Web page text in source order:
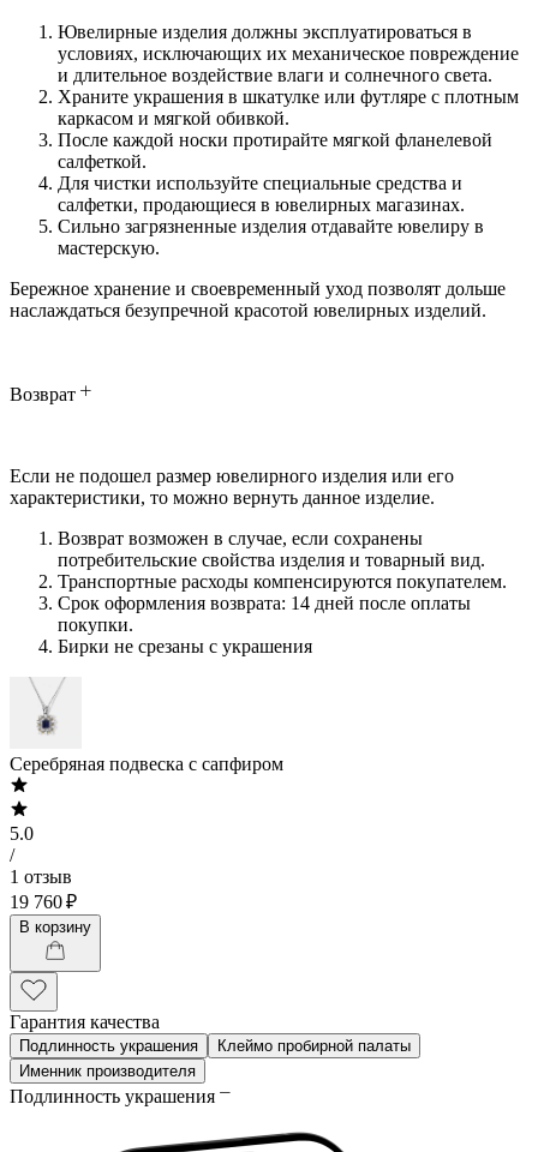
Ювелирные изделия должны эксплуатироваться в
условиях, исключающих их механическое повреждение
и длительное воздействие влаги и солнечного света.
Храните украшения в шкатулке или футляре с плотным
каркасом и мягкой обивкой.
После каждой носки протирайте мягкой фланелевой
салфеткой.
Для чистки используйте специальные средства и
салфетки, продающиеся в ювелирных магазинах.
Сильно загрязненные изделия отдавайте ювелиру в
мастерскую.
Бережное хранение и своевременный уход позволят дольше
наслаждаться безупречной красотой ювелирных изделий.
Возврат
Если не подошел размер ювелирного изделия или его
характеристики, то можно вернуть данное изделие.
Возврат возможен в случае, если сохранены
потребительские свойства изделия и товарный вид.
Транспортные расходы компенсируются покупателем.
Срок оформления возврата: 14 дней после оплаты
покупки.
Бирки не срезаны с украшения
Серебряная подвеска с сапфиром
5.0
/
1 отзыв
19 760 ₽
В корзину
Гарантия качества
Подлинность украшения
Клеймо пробирной палаты
Именник производителя
Подлинность украшения